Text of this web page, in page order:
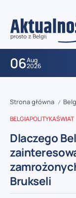
06Aug
2026
Strona główna /
BELGIAPOLITYKAŚWIAT
Dlaczego
Brukseli